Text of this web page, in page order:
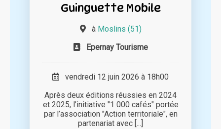
Guinguette Mobile
à Moslins (51)
Epernay Tourisme
vendredi 12 juin 2026 à 18h00
Après deux éditions réussies en 2024
et 2025, l’initiative "1 000 cafés" portée
par l’association "Action territoriale", en
partenariat avec [...]